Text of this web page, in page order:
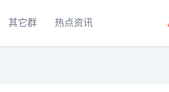
其它群 热点资讯